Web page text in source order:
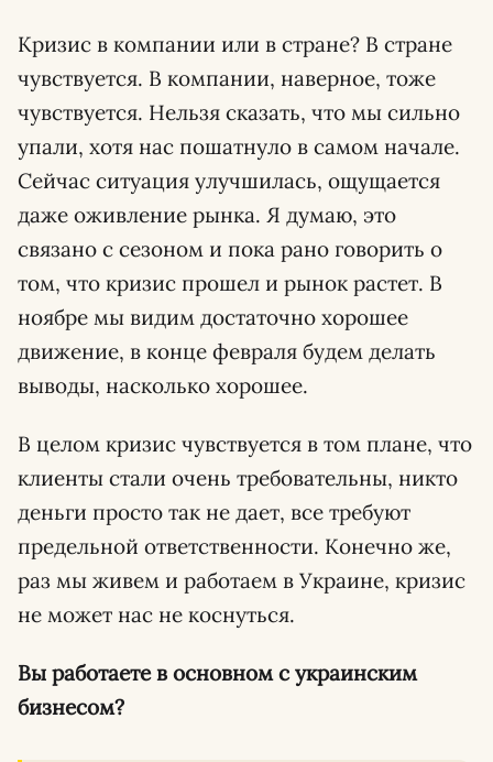
Кризис в компании или в стране? В стране
чувствуется. В компании, наверное, тоже
чувствуется. Нельзя сказать, что мы сильно
упали, хотя нас пошатнуло в самом начале.
Сейчас ситуация улучшилась, ощущается
даже оживление рынка. Я думаю, это
связано с сезоном и пока рано говорить о
том, что кризис прошел и рынок растет. В
ноябре мы видим достаточно хорошее
движение, в конце февраля будем делать
выводы, насколько хорошее.
В целом кризис чувствуется в том плане, что
клиенты стали очень требовательны, никто
деньги просто так не дает, все требуют
предельной ответственности. Конечно же,
раз мы живем и работаем в Украине, кризис
не может нас не коснуться.
Вы работаете в основном с украинским
бизнесом?